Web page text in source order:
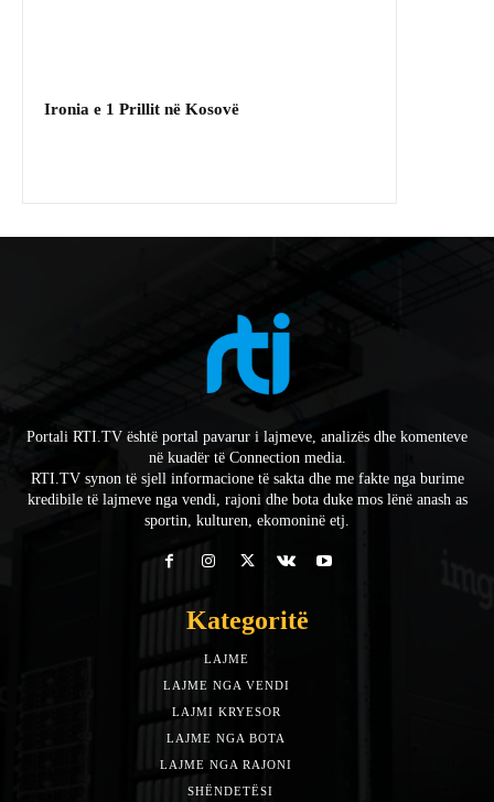
Ironia e 1 Prillit në Kosovë
Portali RTI.TV është portal pavarur i lajmeve, analizës dhe komenteve
në kuadër të Connection media.
RTI.TV synon të sjell informacione të sakta dhe me fakte nga burime
kredibile të lajmeve nga vendi, rajoni dhe bota duke mos lënë anash as
sportin, kulturen, ekomoninë etj.
Kategoritë
LAJME
LAJME NGA VENDI
LAJMI KRYESOR
LAJME NGA BOTA
LAJME NGA RAJONI
SHËNDETËSI